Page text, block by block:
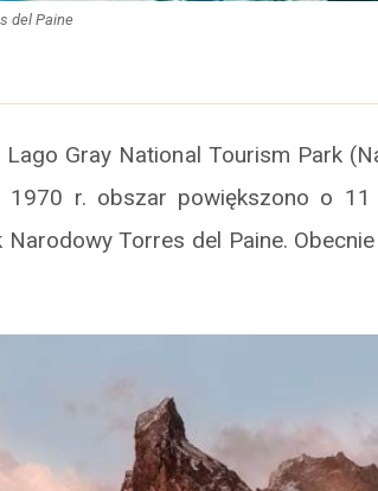
del Paine
Gray National Tourism Park
1970 r. obszar powiększono o
Torres del Paine.